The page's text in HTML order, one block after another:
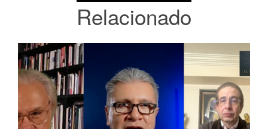
Relacionado